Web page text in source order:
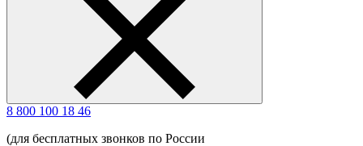
8 800 100 18 46
(для бесплатных звонков по России